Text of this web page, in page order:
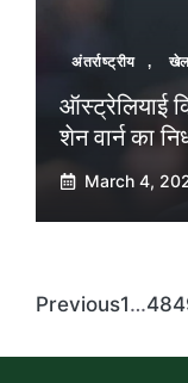
अंतर्राष्ट्रीय ,
ऑस्ट्रेलियाई
शेन वार्न का
March 4,
Previous1…48